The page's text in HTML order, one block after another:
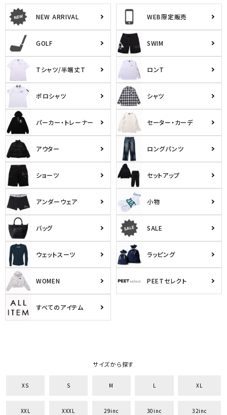
価格から探す
円 ～ 円
カテゴリ
サイズ
S
L
XL
XXL
XXXL
29inc
30inc
32inc
カラー
NEW ARRIVAL WEB限定販売
GOLF SWIM
Tシャツ/半端丈T ロンT
ポロシャツ シャツ
パーカー・トレーナー セーター・カーデ
アウター ロングパンツ
ショーツ セットアップ
アンダーウェア 小物
バッグ SALE
ウェットスーツ ラッピング
WOMEN PEETセレクト
すべてのアイテム
サイズから探す
XS S M L XL
XXL XXXL 29inc 30inc 32inc